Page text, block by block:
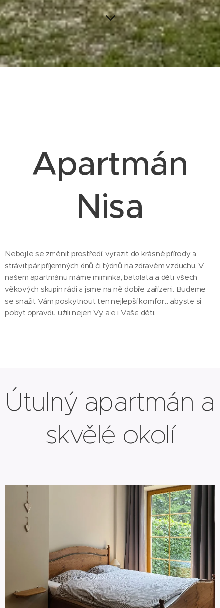
Apartmán
Nisa
Nebojte se změnit prostředí, vyrazit do krásné přírody a
strávit pár příjemných dnů či týdnů na zdravém vzduchu. V
našem apartmánu máme miminka, batolata a děti všech
věkových skupin rádi a jsme na ně dobře zařízeni. Budeme
se snažit Vám poskytnout ten nejlepší komfort, abyste si
pobyt opravdu užili nejen Vy, ale i Vaše děti.
Útulný apartmán a
skvělé okolí